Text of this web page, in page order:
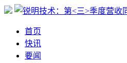
首页
快讯
要闻